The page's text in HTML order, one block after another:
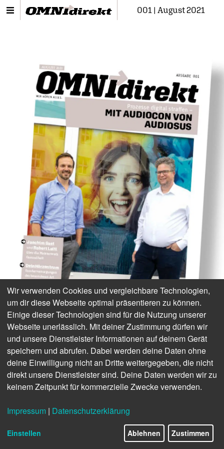
001 | August 2021
Wir verwenden Cookies und vergleichbare Technologien,
um dir diese Webseite optimal präsentieren zu können.
Einige dieser Technologien sind für die Nutzung unserer
Webseite unerlässlich. Mit deiner Zustimmung dürfen wir
und unsere Dienstleister Informationen auf deinem Gerät
speichern und abrufen. Dabei werden deine Daten ohne
deine Einwilligung nicht an Dritte weitergegeben, die nicht
direkt unsere Dienstleister sind. Deine Daten werden wir zu
keinem Zeitpunkt für kommerzielle Zwecke verwenden.
Impressum | Datenschutzerklärung
Einstellen Ablehnen Zustimmen